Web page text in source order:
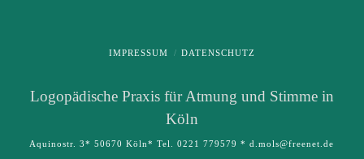
IMPRESSUM DATENSCHUTZ
Logo­pädische Praxis für Atmung und Stimme in
Köln
Aquinostr. 3* 50670 Köln* Tel. 0221 779579 * d.mols@freenet.de